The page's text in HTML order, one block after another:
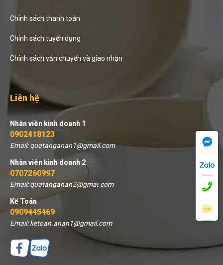
Chính sách thanh toán
Chính sách tuyển dụng
Chính sách vận chuyển và giao nhận
Liên hệ
Nhân viên kinh doanh 1
0902418123
Email: quatanganan1@gmail.com
Nhân viên kinh doanh 2
0707260997
Email: quatanganan2@gmai.com
Kế Toán
0909445469
Email: ketoan.anan1@gmail.com